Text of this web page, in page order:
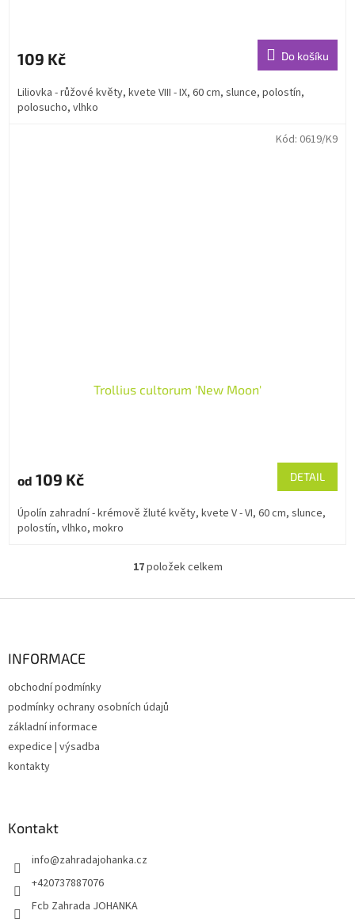
109 Kč Do košíku
Liliovka - růžové květy, kvete VIII - IX, 60 cm, slunce, polostín,
polosucho, vlhko
Trollius cultorum 'New Moon'
od 109 Kč DETAIL
Úpolín zahradní - krémově žluté květy, kvete V - VI, 60 cm, slunce,
polostín, vlhko, mokro
Kód: 0619/K9
O
l
17položek celkem
INFORMACE
obchodní podmínky
podmínky ochrany osobních údajů
základní informace
expedice | výsadba
kontakty
Kontakt
info@zahradajohanka.cz
+420737887076
Fcb Zahrada JOHANKA